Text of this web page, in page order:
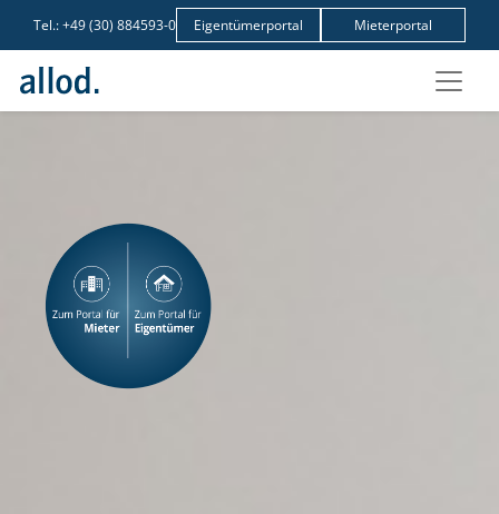
Tel.:+49 (30) 884593-0 Eigentümerportal Mieterportal